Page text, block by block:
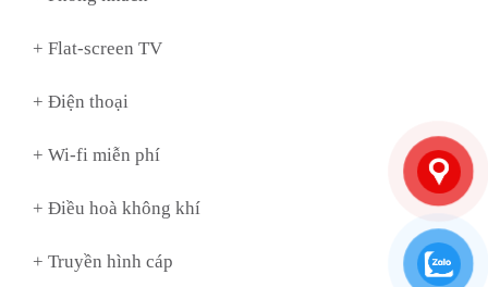
+ Flat-screen TV
+ Điện thoại
+ Wi-fi miễn phí
+ Điều hoà không khí
+ Truyền hình cáp